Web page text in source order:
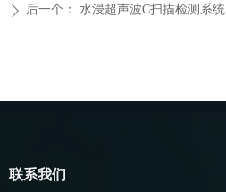
ꄲ 后一个： 水浸超声波C扫描检测系统
联系我们